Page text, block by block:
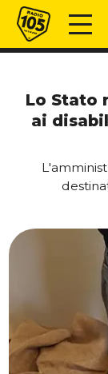
Vai alRadio 105
Lo Stato
ai